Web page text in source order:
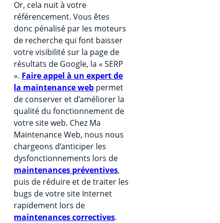
Or, cela nuit à votre
référencement. Vous êtes
donc pénalisé par les moteurs
de recherche qui font baisser
votre visibilité sur la page de
résultats de Google, la « SERP
». Faire appel à un expert de
la maintenance web permet
de conserver et d’améliorer la
qualité du fonctionnement de
votre site web. Chez Ma
Maintenance Web, nous nous
chargeons d’anticiper les
dysfonctionnements lors de
maintenances préventives,
puis de réduire et de traiter les
bugs de votre site Internet
rapidement lors de
maintenances correctives.